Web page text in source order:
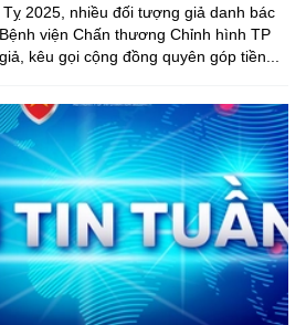
2025, nhiều đối tượng giả danh bác
viện Chấn thương Chỉnh hình TP
kêu gọi cộng đồng quyên góp tiền...